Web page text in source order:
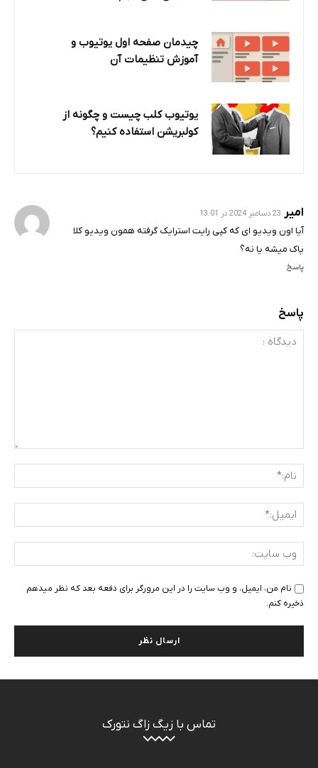
چیدمان صفحه اول یوتیوب و
آموزش تنظیمات آن
یوتیوب کلب چیست و چگونه از
کولبریشن استفاده کنیم؟
امیر 23 دسامبر 2024 در 13:01
آیا اون ویدیو ای که کپی رایت استرایک گرفته همون ویدیو کلا
پاک میشه یا نه؟
پاسخ
پاسخ
نام من، ایمیل، و وب سایت را در این مرورگر برای دفعه بعد که نظر میدهم
ذخیره کنم.
تماس با زیگ زاگ نتورک